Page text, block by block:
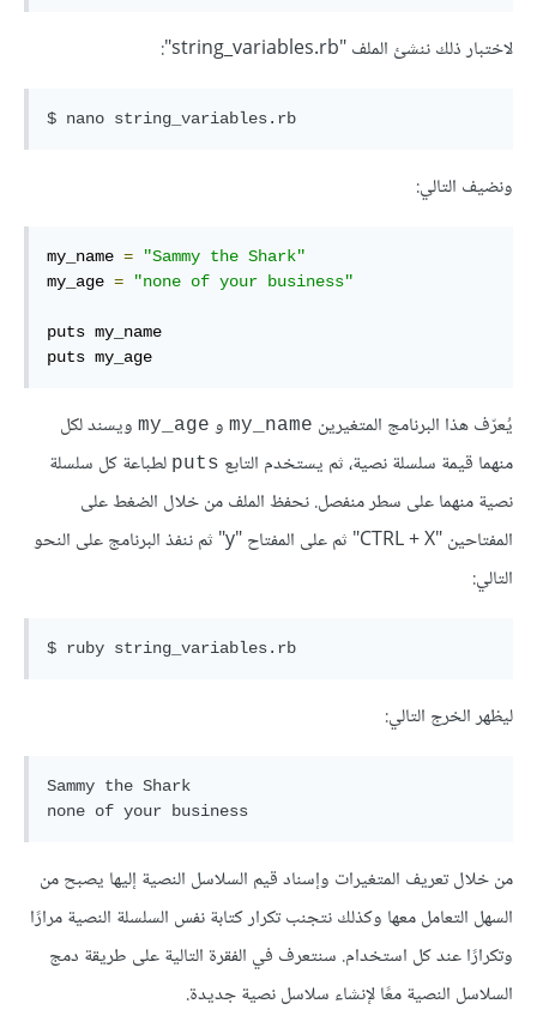
لاختبار ذلك ننشئ الملف "string_variables.rb":
ونضيف التالي:
my_name =
"Sammy the Shark"
my_age = "none of your business"
puts my_name
puts my_age
يُعرّف هذا البرنامج المتغيرين my_name و my_age ويسند لكل
منهما قيمة سلسلة نصية، ثم يستخدم التابع puts لطباعة كل سلسلة
نصية منهما على سطر منفصل. نحفظ الملف من خلال الضغط على
المفتاحين "CTRL + X" ثم على المفتاح "y" ثم ننفذ البرنامج على النحو
التالي:
ليظهر الخرج التالي:
Sammy the Shark
من خلال تعريف المتغيرات وإسناد قيم السلاسل النصية إليها يصبح من
السهل التعامل معها وكذلك نتجنب تكرار كتابة نفس السلسلة النصية مرارًا
وتكرارًا عند كل استخدام. سنتعرف في الفقرة التالية على طريقة دمج
السلاسل النصية معًا لإنشاء سلاسل نصية جديدة.